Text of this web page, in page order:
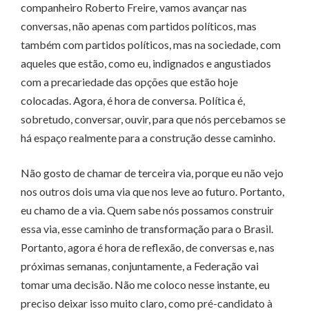
companheiro Roberto Freire, vamos avançar nas
conversas, não apenas com partidos políticos, mas
também com partidos políticos, mas na sociedade, com
aqueles que estão, como eu, indignados e angustiados
com a precariedade das opções que estão hoje
colocadas. Agora, é hora de conversa. Política é,
sobretudo, conversar, ouvir, para que nós percebamos se
há espaço realmente para a construção desse caminho.
Não gosto de chamar de terceira via, porque eu não vejo
nos outros dois uma via que nos leve ao futuro. Portanto,
eu chamo de a via. Quem sabe nós possamos construir
essa via, esse caminho de transformação para o Brasil.
Portanto, agora é hora de reflexão, de conversas e, nas
próximas semanas, conjuntamente, a Federação vai
tomar uma decisão. Não me coloco nesse instante, eu
preciso deixar isso muito claro, como pré-candidato à